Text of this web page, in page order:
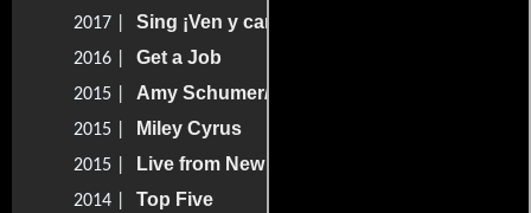
2017 | Sing ¡Ven y canta!
2016 | Get a Job
2015 | Amy Schumer/The Weeknd
2015 | Miley Cyrus
2015 | Live from New York!
2014 | Top Five